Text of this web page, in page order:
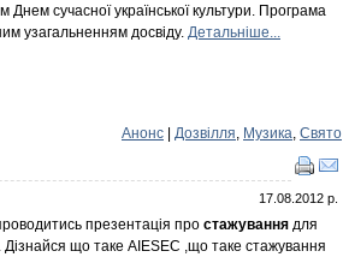
сучасної української культури. Програма
узагальненням досвіду. Детальніше...
Анонс Дозвілля, Музика, Свято
17.08.2012 р.
презентація про стажування для
Дізнайся що таке AIESEC ,що таке стажування